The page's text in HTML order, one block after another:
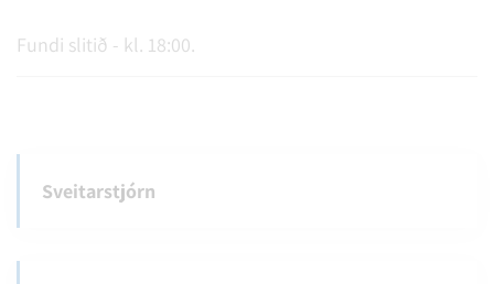
Fundi slitið - kl. 18:00.
Sveitarstjórn